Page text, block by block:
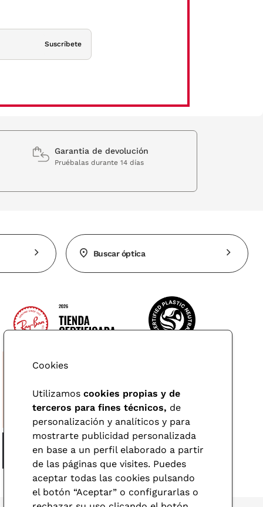
Suscríbete
Garantia de devolución
Pruébalas durante 14 días
Buscar óptica
Cookies
Utilizamos cookies propias y de
terceros para fines técnicos, de
personalización y analíticos y para
mostrarte publicidad personalizada
en base a un perfil elaborado a partir
de las páginas que visites. Puedes
aceptar todas las cookies pulsando
el botón “Aceptar” o configurarlas o